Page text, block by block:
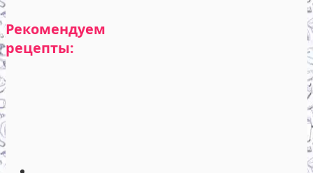
Рекомендуем
рецепты: